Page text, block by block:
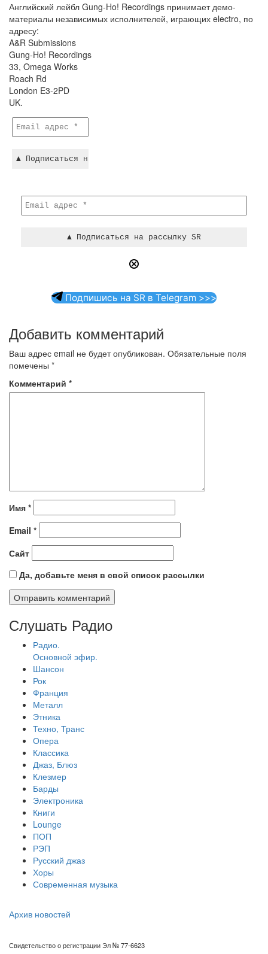
Английский лейбл Gung-Ho! Recordings принимает демо-
материалы независимых исполнителей, играющих electro, по
адресу:
A&R Submissions
Gung-Ho! Recordings
33, Omega Works
Roach Rd
London E3-2PD
UK.
Подпишись на SR в Telegram >>>
Добавить комментарий
Ваш адрес email не будет опубликован. Обязательные поля
помечены *
Комментарий *
Имя *
Email *
Сайт
Да, добавьте меня в свой список рассылки
Слушать Радио
Радио.
Основной эфир.
Шансон
Рок
Франция
Металл
Этника
Техно, Транс
Опера
Классика
Джаз, Блюз
Клезмер
Барды
Электроника
Книги
Lounge
ПОП
РЭП
Русский джаз
Хоры
Современная музыка
Архив новостей
Свидетельство о регистрации Эл № 77-6623